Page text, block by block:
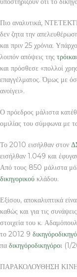
Πιο αναλυτικά,
δεν ζητα την
και πριν 25 χρόνια.
λοιπόν απόψεις της τρόικα
και πρόσθεσε «πολλοί
επαγγέλματος. Όμως με
ανοίγει».
Ο πρόεδρος μάλιστα
ομιλίας του σύμφωνα με
Το 2010 εισήλθαν στον
εισήλθαν 1.049 και
Από τους 850 μάλιστα
δικηγορικού κλάδου.
Εξίσου, αποκαλυπτικά
καθώς και για τις
στοιχεία του κ.
το 2012 9 δικηγόρο
πα δικηγόροδικηγόροι (1/
ΠΑΡΑΚΟΛΟΥΘΗΣΗ